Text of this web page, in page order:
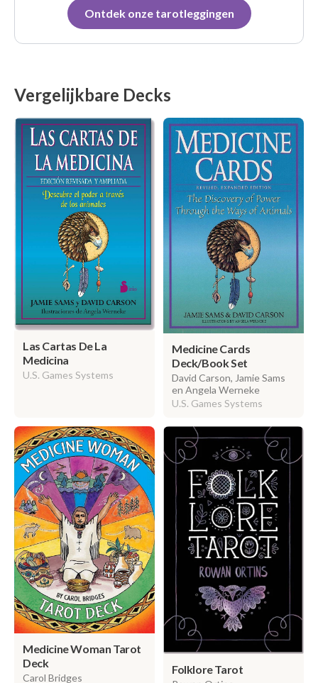
Ontdek onze tarotleggingen
Vergelijkbare Decks
Las Cartas De La
Medicina
U.S. Games Systems
Medicine Cards
Deck/Book Set
David Carson, Jamie Sams
en Angela Werneke
U.S. Games Systems
Medicine Woman Tarot
Deck
Carol Bridges
Folklore Tarot